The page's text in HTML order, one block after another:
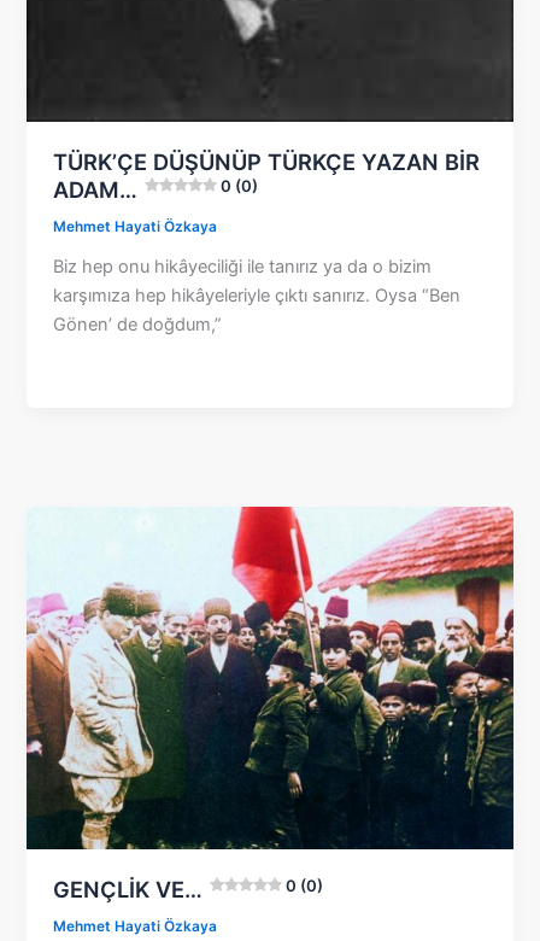
TÜRK’ÇE DÜŞÜNÜP TÜRKÇE YAZAN BİR
ADAM…
0 (0)
Mehmet Hayati Özkaya
Biz hep onu hikâyeciliği ile tanırız ya da o bizim
karşımıza hep hikâyeleriyle çıktı sanırız. Oysa “Ben
Gönen’ de doğdum,”
GENÇLİK VE… 0 (0)
Mehmet Hayati Özkaya